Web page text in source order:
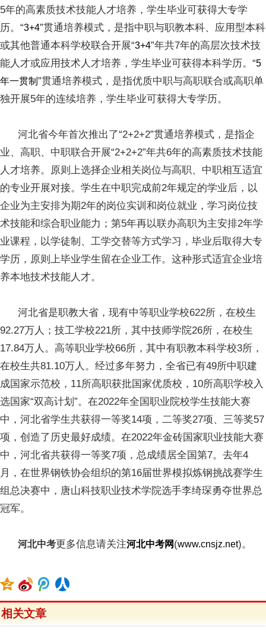
5年的高素质技术技能人才培养，学生毕业可获得大专学
历。“3+4”贯通培养模式，是指中职与职教本科、应用型本科
或其他普通本科学校联合开展“3+4”年共7年的高层次技术技
能人才或应用技术人才培养，学生毕业可获得本科学历。“5
年一贯制 ”贯通培养模式，是指优质中职与高职联合或高职单
独开展5年的连续培养，学生毕业可获得大专学历。
河北省今年首次推出了“2+2+2”贯通培养模式，是指企
业、高职、中职联合开展“2+2+2”年共6年的高素质技术技能
人才培养。原则上选择企业相关岗位与高职、中职相互适宜
的专业开展对接。学生在中职完成前2年规定的学业后，以
企业为主安排为期2年的岗位实训和岗位就业，学习岗位技
术技能和综合职业能力；第5年再以联办高职为主安排2年学
业课程，以学徒制、工学交替等方式学习，毕业后取得大专
学历，原则上毕业学生留在企业工作。这种形式适宜企业培
养本地技术技能人才。
河北省是职教大省，现有中等职业学校622所，在校生
92.27万人；技工学校221所，其中技师学院26所，在校生
17.84万人。高等职业学校66所，其中有职教本科学校3所，
在校生共81.10万人。经过多年努力，全省已有49所中职建
成国家示范校，11所高职获批国家优质校，10所高职学校入
选国家“双高计划”。在2022年全国职业院校学生技能大赛
中，河北省学生共获得一等奖14项，二等奖27项、三等奖57
项，创造了历史最好成绩。在2022年金砖国家职业技能大赛
中，河北省共获得一等奖7项，总成绩居全国第7。去年4
月，在世界钢铁协会组织的第16届世界模拟炼钢挑战赛学生
组总决赛中，唐山科技职业技术学院选手李绮琛勇夺世界总
冠军。
河北中考更多信息请关注河北中考网(www.cnsjz.net)。
相关文章